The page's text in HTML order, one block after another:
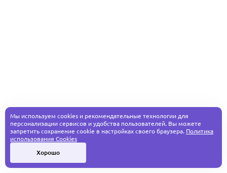
Мы используем cookies и рекомендательные технологии для
персонализации сервисов и удобства пользователей. Вы можете
запретить сохранение cookie в настройках своего браузера. Политика
использования Cookies
Хорошо